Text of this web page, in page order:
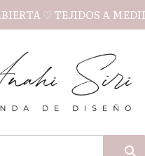
♡ TEJIDOS A